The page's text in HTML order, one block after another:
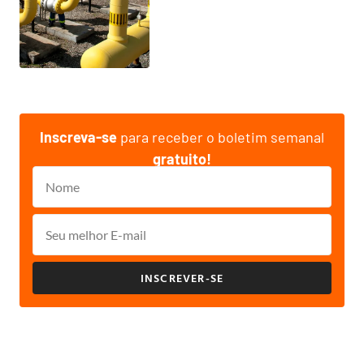
Inscreva-se para receber o boletim semanal
gratuito!
INSCREVER-SE